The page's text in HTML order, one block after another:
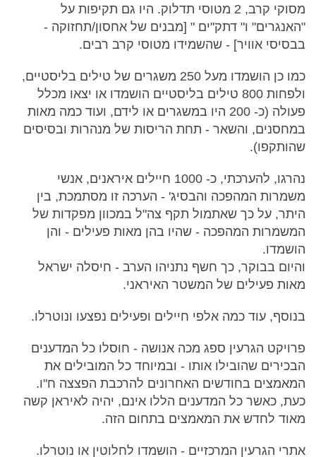
מסוקי קרב, 2 מטוסי תדלוק. היו גם תקיפות על
"האנגרים" ו" דתק"ים " [מבנים של אחסון/תחזוקה -
בבסיסי אוויר] - שהשמידו מטוסי קרב רבים.
כמו כן הושמדו מעל 250 משגרים של טילים בליסטיים,
ולפחות 800 טילים בליסטיים הושמדו או יצאו מכלל
פעולה (כ- 200 היו במשגרים או לידם, ועוד כמה מאות
במחסנים, והשאר - תחת הריסות של מנהרות ובסיסים
שהותקפו).
נהרגו, להערכתי, כ- 1000 חיילים איראנים, אנשי
משמרות המהפכה והבסיג' - הערכה זו מסתמכת, בין
היתר, על כך שאתמול תקף צה"ל במכוון מפקדות של
המשמרות המהפכה - שהיו בהן מאות פעילים - והן
הושמדו.
והיום בבוקר, כך חשף נתניהו הערב - חיסלה ישראל
מאות פעילים של המשטר האיראני.
בנוסף, עוד כמה אלפי חיילים ופעילים נפצעו ונוטרלו.
פרויקט הגרעין ספג מכה אנושה - חוסלו כל המדענים
הבכירים שהובילו אותו - ובמיוחד כל המובילים את
המאמצים בחודשים האחרונים להרכבת הפצצה ח"ו.
כעת, כאשר כל המדענים הללו אינם, יהיה לאיראן קשה
מאוד לחדש את המאמצים בתחום הזה.
אתרי הגרעין המרכזיים - הושמדו לחלוטין או נוטרלו.